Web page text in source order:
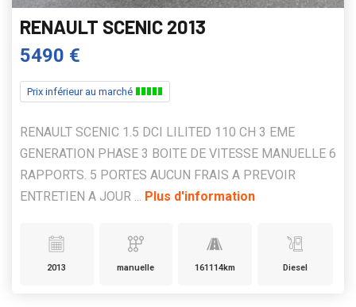
RENAULT SCENIC 2013
5490 €
Prix inférieur au marché
RENAULT SCENIC 1.5 DCI LILITED 110 CH 3 EME
GENERATION PHASE 3 BOITE DE VITESSE MANUELLE 6
RAPPORTS. 5 PORTES AUCUN FRAIS A PREVOIR
ENTRETIEN A JOUR ... Plus d'information
2013 manuelle 161114km Diesel